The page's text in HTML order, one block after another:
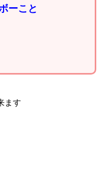
ーこと
ます